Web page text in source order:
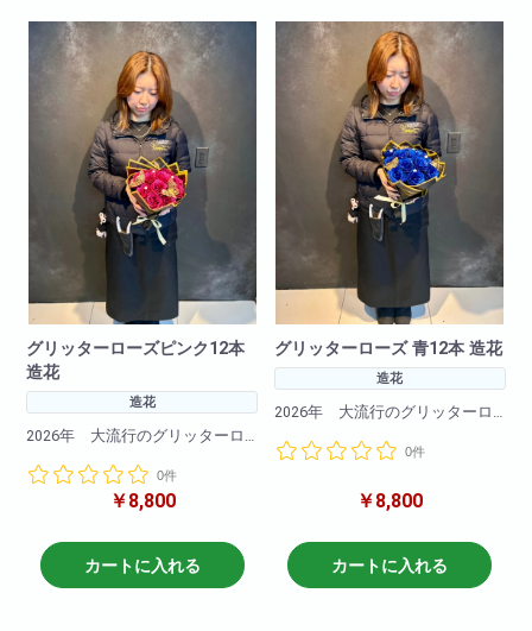
黒バラの花言葉：「永遠の愛」
「決して滅びることのない愛」
バラ６本の花言葉：「あなたに
夢中」「お互いに敬い、愛し、
分かち合いましょう」
赤バラの花言葉：「愛情」・
「情熱」・「熱烈な恋」
バラ12本の花言葉：「私と付き
合ってください」「あなたを幸
せにします」
グリッターローズピンク12本
造花
造花
2026年 大流行のグリッターロ
キラキラと光るバラの造花でで
きたブーケです。
今Instagramやtiktokで大バズリ中
のこの商品
記念日や誕生日卒業式にも大切
0件
￥8,800
カートに入れる
グリッターローズ 青12本 造花
造花
2026年 大流行のグリッターロ
キラキラと光るバラの造花でで
のこの商品
記念日や誕生日卒業式にも大切
な方へのプレゼントに最適！
0件
￥8,800
カートに入れる